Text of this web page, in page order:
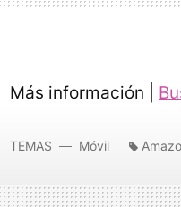
Más información |
TEMAS Móvil